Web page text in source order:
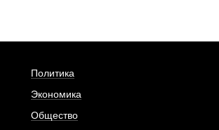
Политика
Экономика
Общество